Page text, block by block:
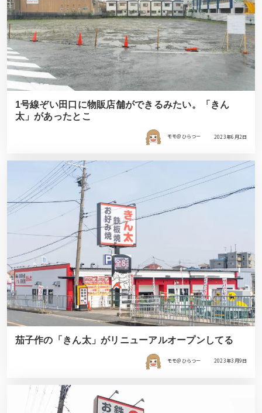
1号線ぞい田口に物販店舗ができるみたい。「きん
太」があったとこ
モモ＠ひらつー 2023年6月2日
茄子作の「きん太」がリニューアルオープンしてる
モモ＠ひらつー 2023年3月9日